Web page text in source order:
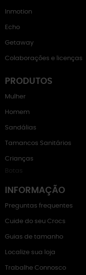
Inmotion
Echo
Getaway
Colaborações e licenças
PRODUTOS
Mulher
Homem
Sandálias
Tamancos Sanitários
Crianças
Botas
INFORMAÇÃO
Preguntas frequentes
Cuide do seu Crocs
Guias de tamanho
Localize sua loja
Trabalhe Connosco